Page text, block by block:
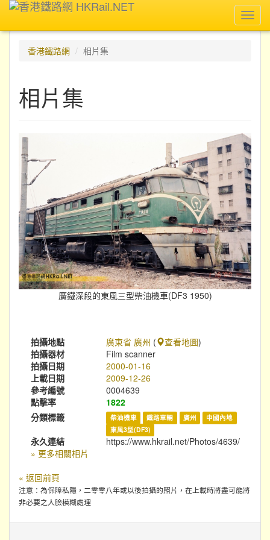
香港鐵路網
相片集
相片集
廣鐵深段的東風三型柴油機車(DF3 1950)
拍攝地點 廣東省 廣州 ( 查看地圖)
拍攝器材
Film scanner
拍攝日期
2000-01-16
上載日期
2009-12-26
參考編號
0004639
點擊率
1822
分類標籤
柴油機車 鐵路車輛 廣州
中國內地
東風3型(DF3)
永久連結
https://www.hkrail.net/Photos/4639/
» 更多相關相片
« 返回前頁
注意：為保障私隱，二零零八年或以後拍攝的照片，在上載時將盡可能將
非必要之人臉模糊處理